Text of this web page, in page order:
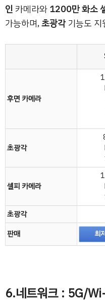
인 카메라와1200만 화소
가능하며,초광각기능도 지
후면 카메라
초광각
셀피 카메라
초광각
판매
최
6.네트워크 : 5G/